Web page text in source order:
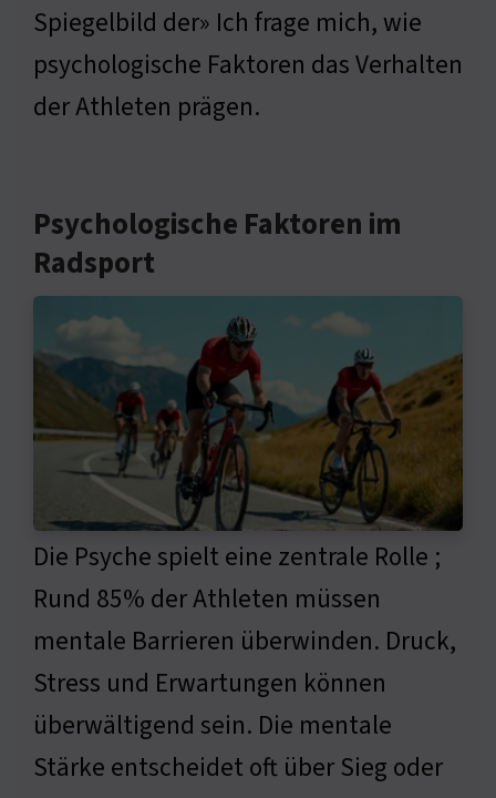
Spiegelbild der» Ich frage mich, wie
psychologische Faktoren das Verhalten
der Athleten prägen.
Psychologische Faktoren im
Radsport
Die Psyche spielt eine zentrale Rolle ;
Rund 85% der Athleten müssen
mentale Barrieren überwinden. Druck,
Stress und Erwartungen können
überwältigend sein. Die mentale
Stärke entscheidet oft über Sieg oder